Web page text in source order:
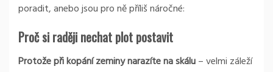
poradit, anebo jsou pro ně příliš náročné:
Proč si raději nechat plot postavit
Protože při kopání zeminy narazíte na skálu– velmi záleží